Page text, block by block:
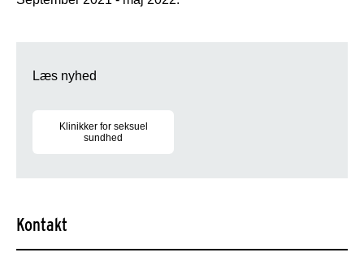
Læs nyhed
Klinikker for seksuel
sundhed
Kontakt